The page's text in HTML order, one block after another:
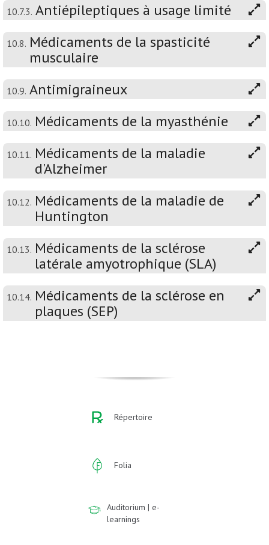
10.7.3. Antiépileptiques à usage limité
10.8. Médicaments de la spasticité
musculaire
10.9. Antimigraineux
10.10. Médicaments de la myasthénie
10.11. Médicaments de la maladie
d'Alzheimer
10.12. Médicaments de la maladie de
Huntington
10.13. Médicaments de la sclérose
latérale amyotrophique (SLA)
10.14. Médicaments de la sclérose en
plaques (SEP)
Répertoire
Folia
Auditorium | e-
learnings